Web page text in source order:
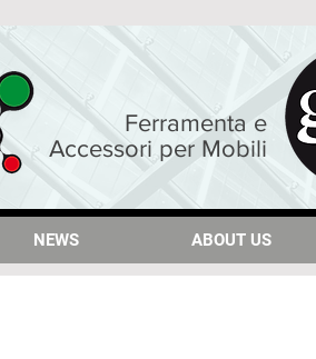
Ferramenta e
Accessori per Mobili
NEWS ABOUT US
NEWS ABOUT US